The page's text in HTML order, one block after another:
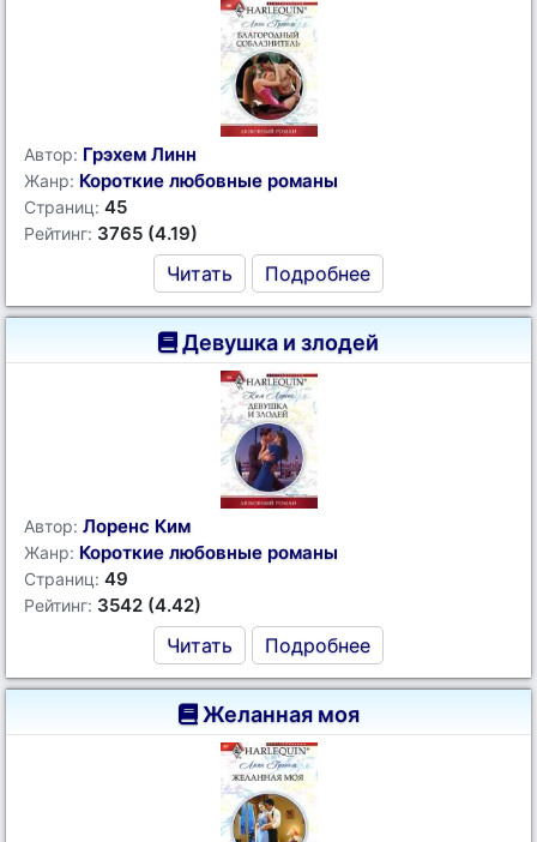
Автор: Грэхем Линн
Жанр: Короткие любовные романы
Страниц: 45
Рейтинг: 3765 (4.19)
Читать Подробнее
Девушка и злодей
Автор: Лоренс Ким
Жанр: Короткие любовные романы
Страниц: 49
Рейтинг: 3542 (4.42)
Читать Подробнее
Желанная моя